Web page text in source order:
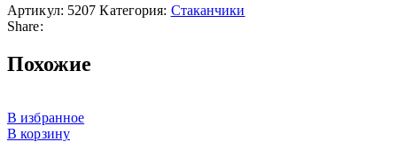
Артикул: 5207Категория: Стаканчики
Share:
Похожие
В избранное
В корзину